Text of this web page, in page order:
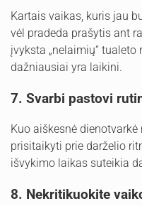
Kartais vaikas, kuris jau
vėl pradeda prašytis ant
įvyksta „nelaimių“
dažniausiai yra laikini.
7. Svarbi pastovi
Kuo aiškesnė
prisitaikyti prie darželio
išvykimo laikas suteikia
8. Nekritikuokite